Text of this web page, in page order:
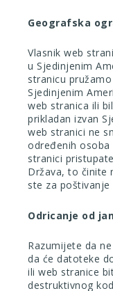
Geografska
Vlasnik web
u Sjedinjenim
stranicu
Sjedinjenim
web stranica ili
prikladan izvan
web stranici ne
određenih
stranici
Država, to činite
ste za poštivanje
Odricanje od
Razumijete da
da će datoteke
ili web stranice
destruktivnog